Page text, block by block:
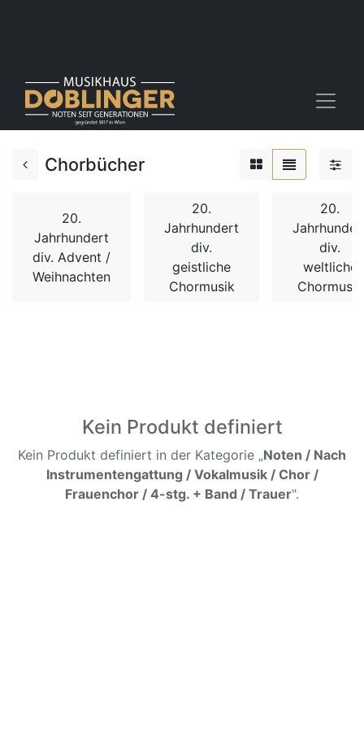
Chorbücher
20.
Jahrhundert
div. Advent /
Weihnachten
20.
Jahrhundert
div.
geistliche
Chormusik
20.
div.
weltliche
Chormusik
Kein Produkt definiert
Kein Produkt definiert in der Kategorie „Noten / Nach
Instrumentengattung / Vokalmusik / Chor /
Frauenchor / 4-stg. + Band / Trauer".